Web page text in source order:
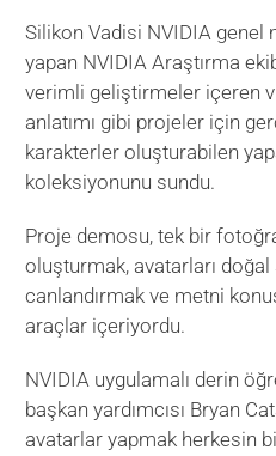
Silikon Vadisi NVIDIA genel
yapan NVIDIA Araştırma
verimli geliştirmeler içeren
anlatımı gibi projeler için
karakterler oluşturabilen
koleksiyonunu sundu.
Proje demosu, tek bir
oluşturmak, avatarları
canlandırmak ve metni
araçlar içeriyordu.
NVIDIA uygulamalı derin
başkan yardımcısı Bryan
avatarlar yapmak herkesin